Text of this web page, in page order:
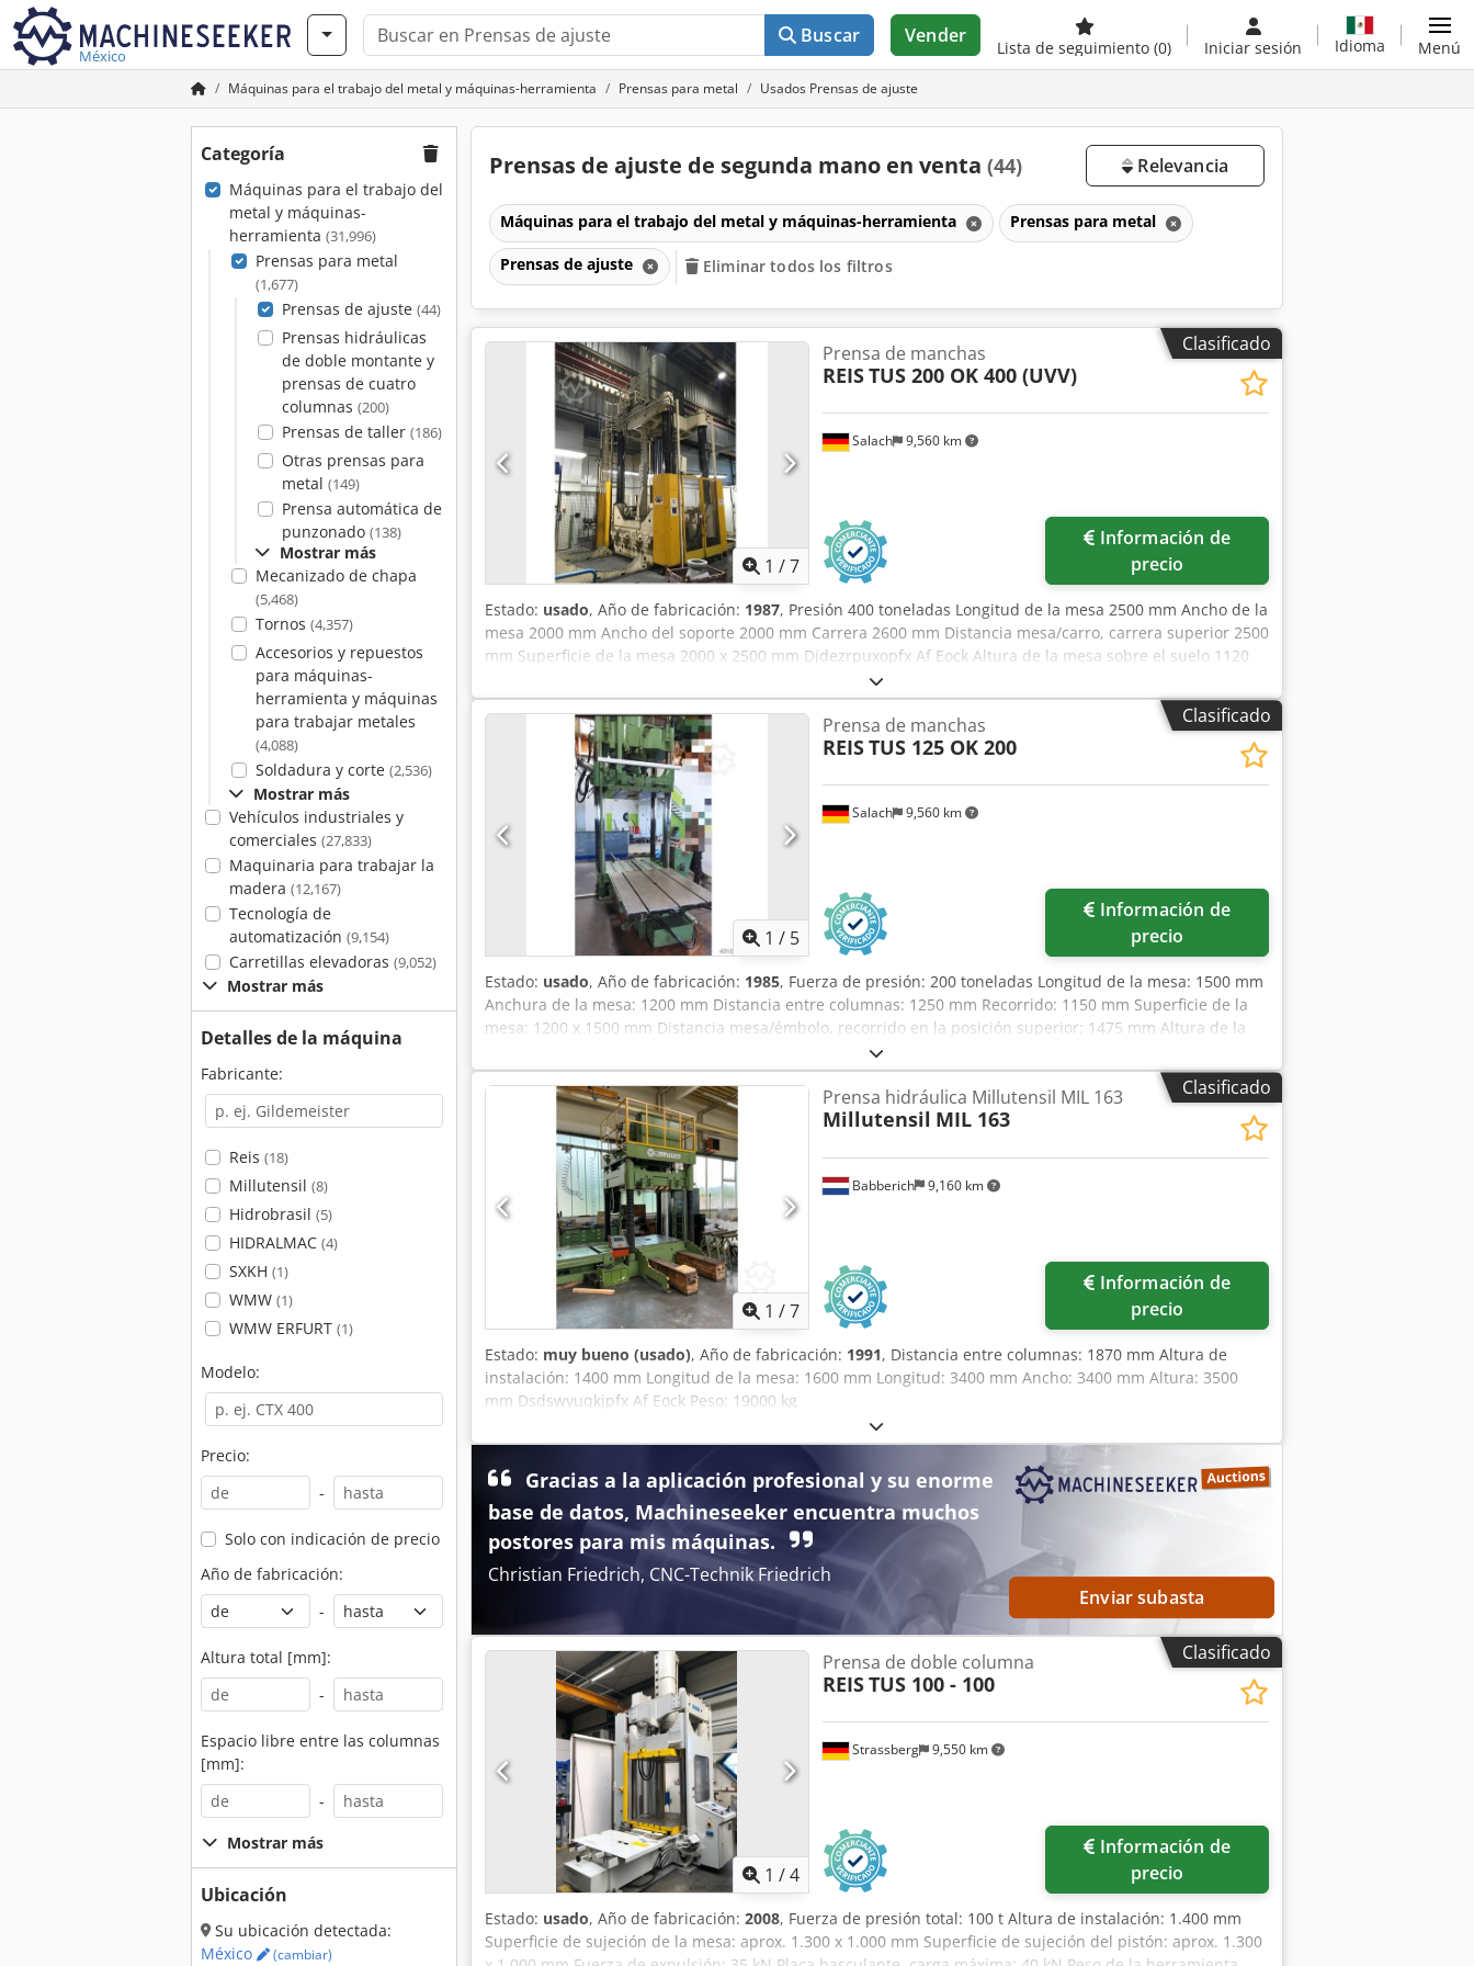
México
Buscar Vender
Lista de seguimiento (0) Iniciar sesión Idioma Menú
Máquinas para el trabajo del metal y máquinas-herramienta Prensas para metal Usados Prensas de ajuste
Categoría
Máquinas para el trabajo del
metal y máquinas-
herramienta (31,996)
Prensas para metal
(1,677)
Prensas de ajuste (44)
Prensas hidráulicas
de doble montante y
prensas de cuatro
columnas (200)
Prensas de taller (186)
Otras prensas para
metal (149)
Prensa automática de
punzonado (138)
Mostrar más
Mecanizado de chapa
(5,468)
Tornos (4,357)
Accesorios y repuestos
para máquinas-
herramienta y máquinas
para trabajar metales
(4,088)
Soldadura y corte (2,536)
Mostrar más
Vehículos industriales y
comerciales (27,833)
Maquinaria para trabajar la
madera (12,167)
Tecnología de
automatización (9,154)
Carretillas elevadoras (9,052)
Mostrar más
Detalles de la máquina
Fabricante:
Reis (18)
Millutensil (8)
Hidrobrasil (5)
HIDRALMAC (4)
SXKH (1)
WMW (1)
WMW ERFURT (1)
Modelo:
Precio:
-
Solo con indicación de precio
Año de fabricación:
-
Altura total [mm]:
-
Espacio libre entre las columnas
[mm]:
-
Mostrar más
Ubicación
Su ubicación detectada:
México
(cambiar)
Prensas de ajuste de segunda mano en venta (44) Relevancia
Máquinas para el trabajo del metal y máquinas-herramienta Prensas para metal
Prensas de ajuste Eliminar todos los filtros
Clasificado
1 /7
Salach 9,560 km
Prensa de manchas
REISTUS 200 OK 400 (UVV)
precio
Estado: usado, Año de fabricación: 1987, Presión 400 toneladas Longitud de la mesa 2500 mm Ancho de la
mesa 2000 mm Ancho del soporte 2000 mm Carrera 2600 mm Distancia mesa/carro, carrera superior 2500
mm Superficie de la mesa 2000 x 2500 mm Djdezrpuxopfx Af Eock Altura de la mesa sobre el suelo 1120
mm Superficie del ariete 2000 x 2500 mm Paso caballete lateral 1500 mm Capacidad de carga máxima de
la placa oscilante 20 t Contenido de aceite 1000 l Potencia motriz 48,0 kW Peso 85,0 toneladas Requisitos
de espacio (AnxPrxAl) 8,6 x 5,3 x 8,2 m con émbolo orientable, mesa extensible, mesa basculante, expulsor
en la mesa Almacenado desmontado: vídeo disponible del vendedor antes del desmontaje.
Clasificado
1 / 5
Salach 9,560 km
Prensa de manchas
REISTUS 125 OK 200
precio
Estado: usado, Año de fabricación: 1985, Fuerza de presión: 200 toneladas Longitud de la mesa: 1500 mm
Anchura de la mesa: 1200 mm Distancia entre columnas: 1250 mm Recorrido: 1150 mm Superficie de la
mesa: 1200 x 1500 mm Distancia mesa/émbolo, recorrido en la posición superior: 1475 mm Altura de la
mesa sobre el suelo: 638 mm Superficie del émbolo: 1200 x 1500 mm Dcjdpfezrpurjx Af Eek Peso: 16,0
toneladas Espacio requerido (ancho x largo x alto): 2,2 x 4,52 x 4,6 m Con émbolo basculante, mesa
extensible y con inclinación, expulsor en la mesa, sistema de inyección en el émbolo, bloqueo del émbolo
mediante cremallera.
Clasificado
1 /7
Babberich 9,160 km
Prensa hidráulica Millutensil MIL 163
Millutensil MIL 163
precio
Estado: muy bueno (usado), Año de fabricación: 1991, Distancia entre columnas: 1870 mm Altura de
instalación: 1400 mm Longitud de la mesa: 1600 mm Longitud: 3400 mm Ancho: 3400 mm Altura: 3500
mm Dsdswyuqkjpfx Af Eock Peso: 19000 kg
Gracias a la aplicación profesional y su enorme
base de datos, Machineseeker encuentra muchos
postores para mis máquinas.
Christian Friedrich, CNC-Technik Friedrich
Enviar subasta
Clasificado
1 /4
Strassberg 9,550 km
Prensa de doble columna
REISTUS 100 - 100
precio
Estado: usado, Año de fabricación: 2008, Fuerza de presión total: 100 t Altura de instalación: 1.400 mm
Superficie de sujeción de la mesa: aprox. 1.300 x 1.000 mm Superficie de sujeción del pistón: aprox. 1.300